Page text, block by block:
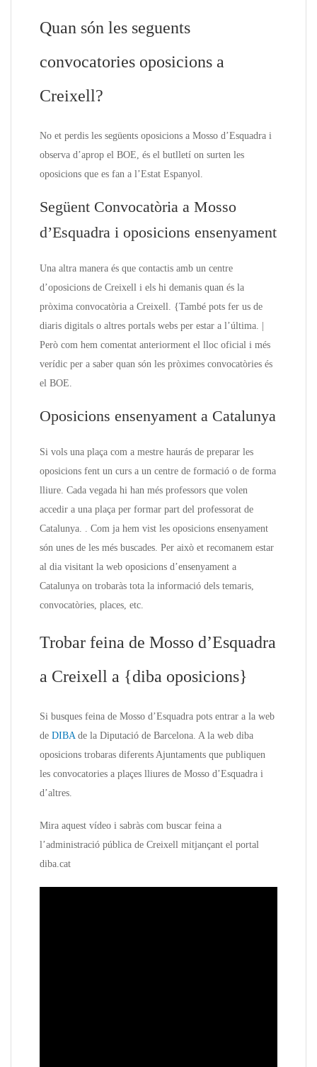
Quan són les seguents
convocatories oposicions a
Creixell?
No et perdis les següents oposicions a Mosso d’Esquadra i
observa d’aprop el BOE, és el butlletí on surten les
oposicions que es fan a l’Estat Espanyol.
Següent Convocatòria a Mosso
d’Esquadra i oposicions ensenyament
Una altra manera és que contactis amb un centre
d’oposicions de Creixell i els hi demanis quan és la
pròxima convocatòria a Creixell. {També pots fer us de
diaris digitals o altres portals webs per estar a l’última. |
Però com hem comentat anteriorment el lloc oficial i més
verídic per a saber quan són les pròximes convocatòries és
el BOE.
Oposicions ensenyament a Catalunya
Si vols una plaça com a mestre haurás de preparar les
oposicions fent un curs a un centre de formació o de forma
lliure. Cada vegada hi han més professors que volen
accedir a una plaça per formar part del professorat de
Catalunya. . Com ja hem vist les oposicions ensenyament
són unes de les més buscades. Per això et recomanem estar
al dia visitant la web oposicions d’ensenyament a
Catalunya on trobaràs tota la informació dels temaris,
convocatòries, places, etc.
Trobar feina de Mosso d’Esquadra
a Creixell a {diba oposicions}
Si busques feina de Mosso d’Esquadra pots entrar a la web
de DIBAde la Diputació de Barcelona. A la web diba
oposicions trobaras diferents Ajuntaments que publiquen
les convocatories a plaçes lliures de Mosso d’Esquadra i
d’altres.
Mira aquest vídeo i sabràs com buscar feina a
l’administració pública de Creixell mitjançant el portal
diba.cat